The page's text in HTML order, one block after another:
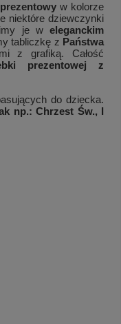
w kolorze
niektóre dziewczynki
je w eleganckim
tabliczkę z Państwa
z grafiką. Całość
prezentowej z
do dziecka.
np.: Chrzest Św., I